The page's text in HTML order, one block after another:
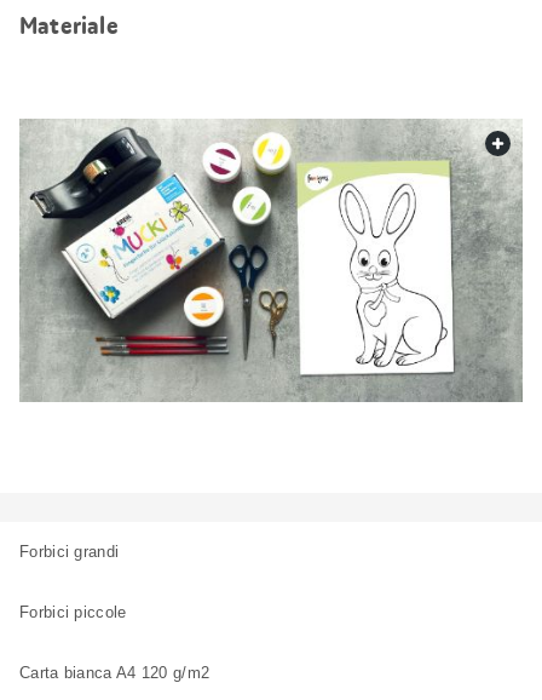
Materiale
Forbici grandi
Forbici piccole
Carta bianca A4 120 g/m2